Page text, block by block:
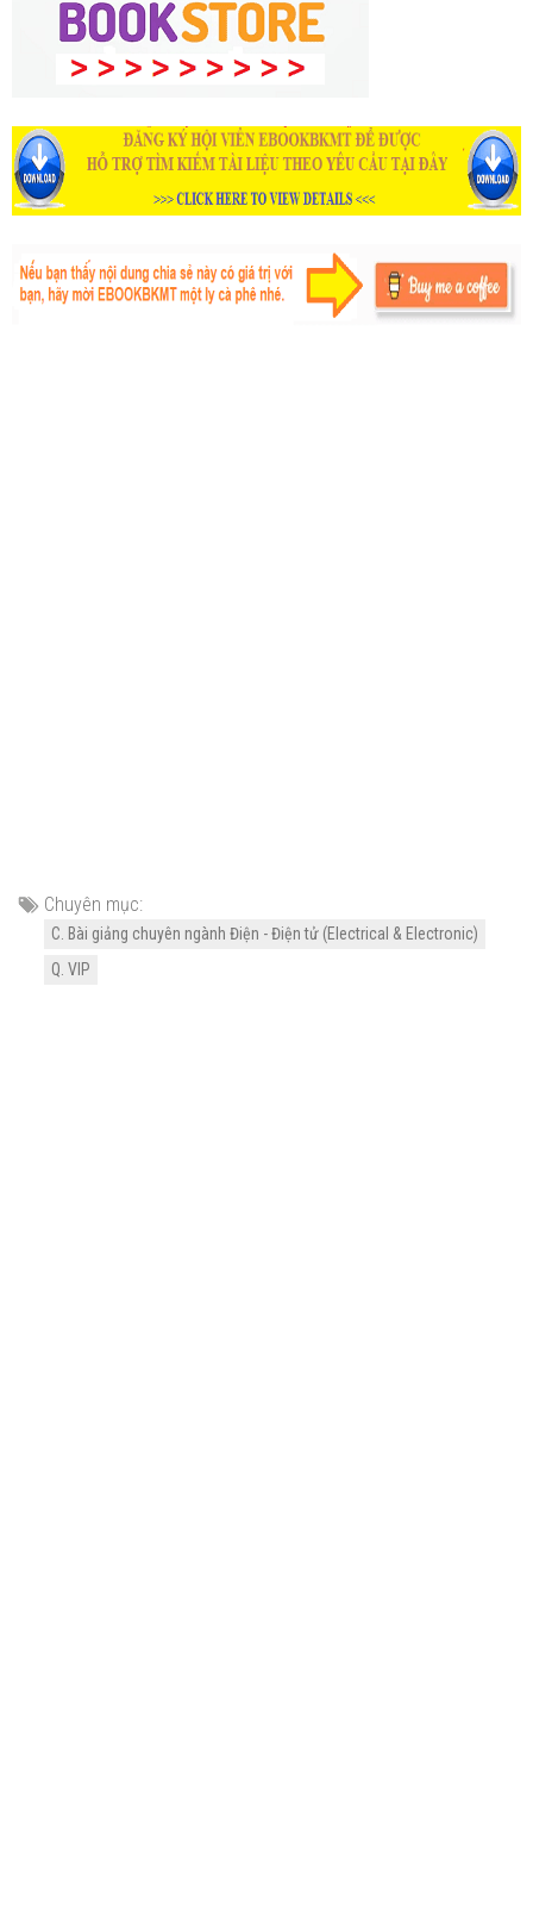
Chuyên mục:
C. Bài giảng chuyên ngành Điện - Điện tử (Electrical & Electronic)
Q. VIP